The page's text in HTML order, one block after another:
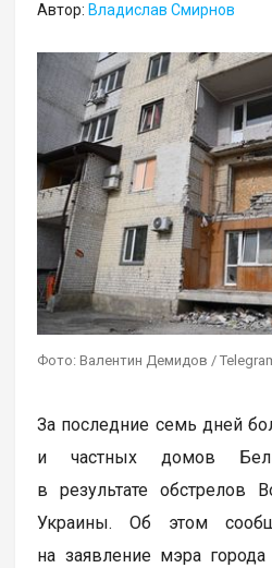
Автор: Владислав Смирнов
Фото: Валентин Демидов /
За последние семь дней
и частных домов
в результате обстрелов
Украины. Об этом
на заявление мэра